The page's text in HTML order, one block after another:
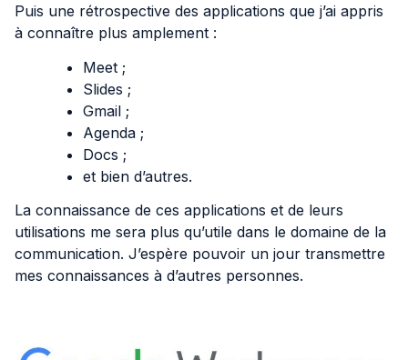
Puis une rétrospective des applications que j’ai appris
à connaître plus amplement :
Meet ;
Slides ;
Gmail ;
Agenda ;
Docs ;
et bien d’autres.
La connaissance de ces applications et de leurs
utilisations me sera plus qu’utile dans le domaine de la
communication. J’espère pouvoir un jour transmettre
mes connaissances à d’autres personnes.